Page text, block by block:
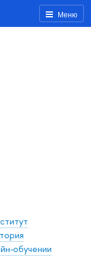
Меню
обучении